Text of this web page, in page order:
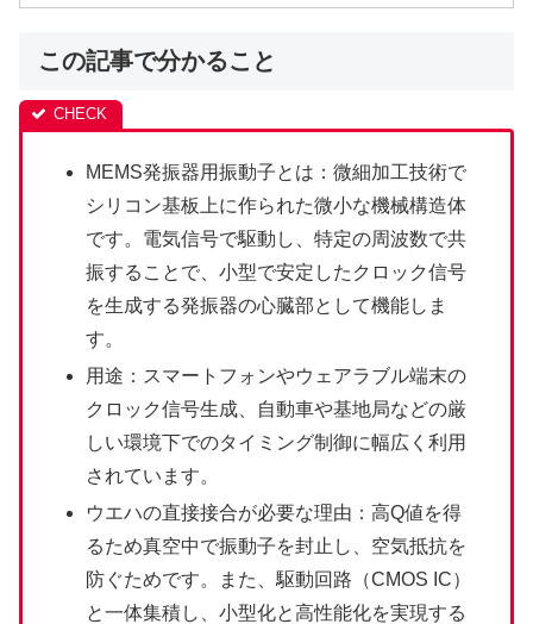
この記事で分かること
MEMS発振器用振動子とは：微細加工技術で
シリコン基板上に作られた微小な機械構造体
です。電気信号で駆動し、特定の周波数で共
振することで、小型で安定したクロック信号
を生成する発振器の心臓部として機能しま
す。
用途：スマートフォンやウェアラブル端末の
クロック信号生成、自動車や基地局などの厳
しい環境下でのタイミング制御に幅広く利用
されています。
ウエハの直接接合が必要な理由：高Q値を得
るため真空中で振動子を封止し、空気抵抗を
防ぐためです。また、駆動回路（CMOS IC）
と一体集積し、小型化と高性能化を実現する